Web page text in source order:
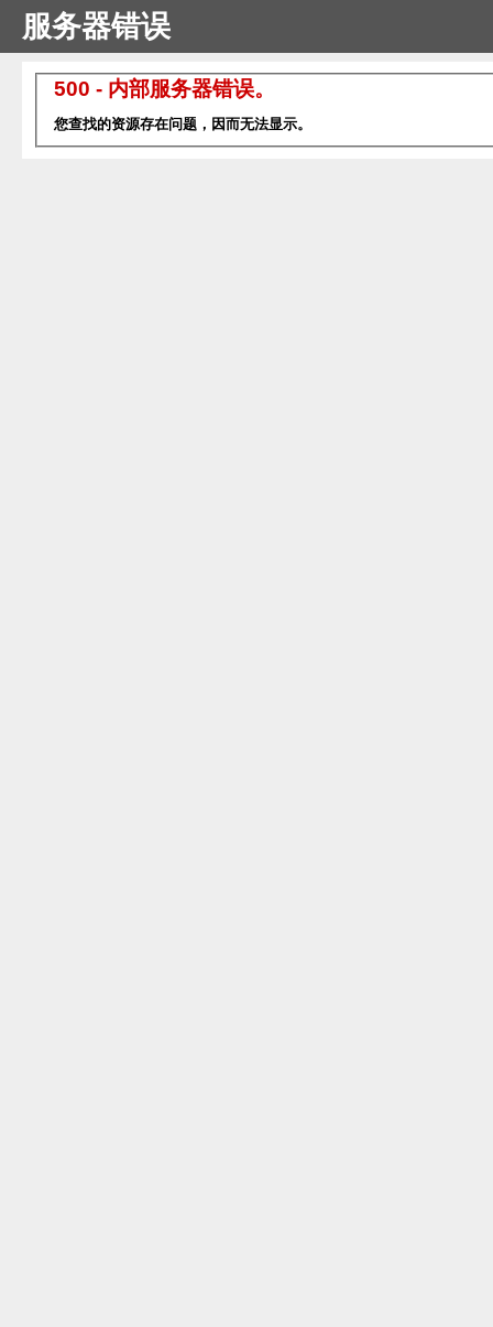
服务器错误
500 - 内部服务器错误。
您查找的资源存在问题，因而无法显示。